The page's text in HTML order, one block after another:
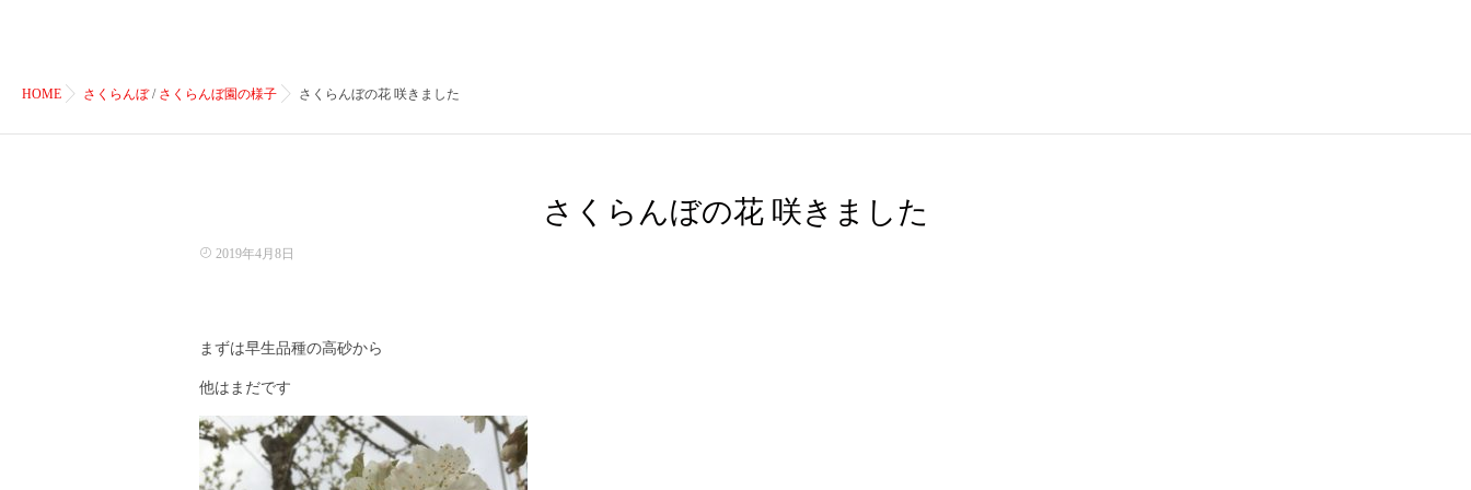
HOME さくらんぼ/ さくらんぼ園の様子 さくらんぼの花 咲きました
さくらんぼの花 咲きました
2019年4月8日
まずは早生品種の高砂から
他はまだです